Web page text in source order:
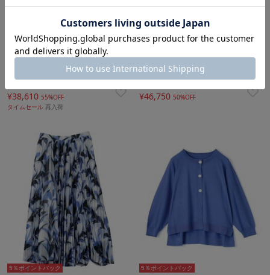
¥38,610 55%OFF
タイムセール 再入荷
5％ポイントバック
¥46,75050%OFF
5％ポイントバック
5％ポイントバック